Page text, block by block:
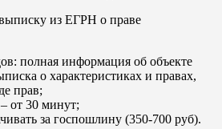
из ЕГРН о праве
полная информация об объекте
о характеристиках и правах,
прав;
от 30 минут;
за госпошлину (350-700 руб).